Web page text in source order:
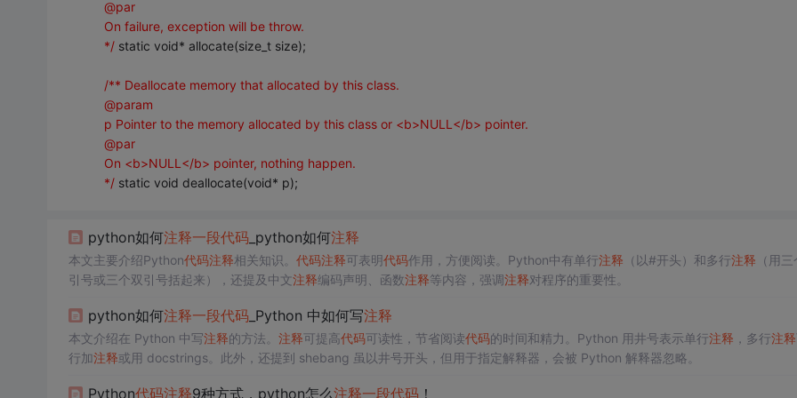
@par
On failure, exception will be throw.
*/static void* allocate(size_t size);
/** Deallocate memory that allocated by this class.
@param
p Pointer to the memory allocated by this class or <b>NULL</b> pointer.
@par
On <b>NULL</b> pointer, nothing happen.
*/static void deallocate(void* p);
python如何注释一段代码 _python如何注释
本文主要介绍Python代码注释相关知识。 代码注释可表明代码作用，方便阅读。Python中有单行注释 （以#开头）和多行注释 （用
引号或三个双引号括起来），还提及中文注释编码声明、函数注释等内容，强调注释对程序的重要性。
python如何注释一段代码 _Python 中如何写注释
本文介绍在 Python 中写注释的方法。 注释可提高代码可读性，节省阅读代码的时间和精力。Python 用井号表示单行注释 ，多行注释
行加注释或用 docstrings。此外，还提到 shebang 虽以井号开头，但用于指定解释器，会被 Python 解释器忽略。
Python代码注释9种方式，python怎么注释一段代码 ！